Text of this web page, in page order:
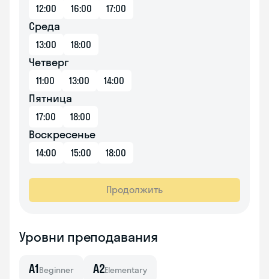
12:00 16:00 17:00
Среда
13:00 18:00
Четверг
11:00 13:00 14:00
Пятница
17:00 18:00
Воскресенье
14:00 15:00 18:00
Продолжить
Уровни преподавания
A1Beginner A2Elementary